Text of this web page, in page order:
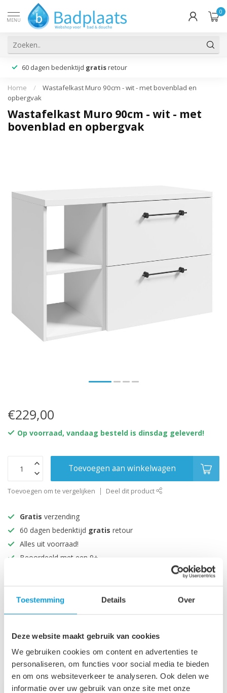
Toestemming Details Over
Deze website maakt gebruik van cookies
We gebruiken cookies om content en advertenties te
personaliseren, om functies voor social media te bieden
en om ons websiteverkeer te analyseren. Ook delen we
informatie over uw gebruik van onze site met onze
MENU
0
60 dagen bedenktijd gratis retour
Home /
Wastafelkast Muro 90cm - wit - met bovenblad en
opbergvak
Wastafelkast Muro 90cm - wit - met
bovenblad en opbergvak
€229,00
Op voorraad, vandaag besteld is dinsdag geleverd!
Toevoegen aan winkelwagen
Toevoegen om te vergelijken Deel dit product
Gratis verzending
60 dagen bedenktijd gratis retour
Alles uit voorraad!
Beoordeeld met een 9+
Recent bekeken